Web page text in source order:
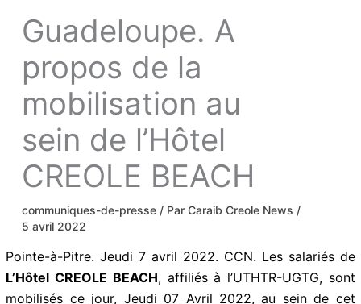
Guadeloupe. A
propos de la
mobilisation au
sein de l’Hôtel
CREOLE BEACH
communiques-de-presse / ParCaraib Creole News /
5 avril 2022
Pointe-à-Pitre. Jeudi 7 avril 2022. CCN. Les salariés de
L’Hôtel CREOLE BEACH, affiliés à l’UTHTR-UGTG, sont
mobilisés ce jour, Jeudi 07 Avril 2022, au sein de cet